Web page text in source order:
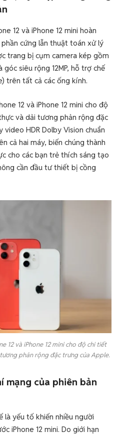
12 và iPhone 12 mini hoàn
cứng lẫn thuật toán xử lý
trang bị cụm camera kép gồm
góc siêu rộng 12MP, hỗ trợ chế
trên tất cả các ống kính.
12 và iPhone 12 mini cho độ
và dải tương phản rộng đặc
HDR Dolby Vision chuẩn
cả hai máy, biến chúng thành
cho các bạn trẻ thích sáng tạo
cần đầu tư thiết bị cồng
12 và iPhone 12 mini cho độ chi tiết
phản rộng đặc trưng của Apple.
mạng của phiên bản
yếu tố khiến nhiều người
iPhone 12 mini. Do giới hạn